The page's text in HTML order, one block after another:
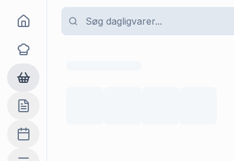
Goma
Opskrifter
Dagligvarer
Indkøbslisten
Madplan